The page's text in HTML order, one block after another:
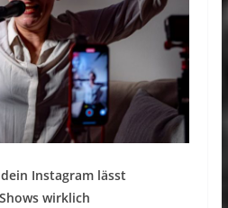
Instagram lässt
wirklich